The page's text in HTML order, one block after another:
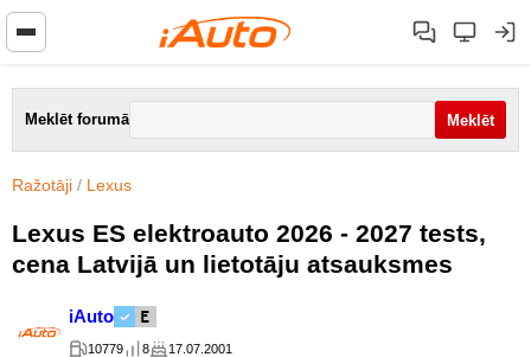
Meklēt forumā
Ražotāji / Lexus
Lexus ES elektroauto 2026 - 2027 tests,
cena Latvijā un lietotāju atsauksmes
iAuto
10779 8 17.07.2001